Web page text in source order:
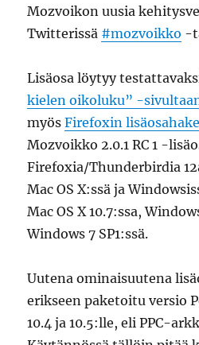
Mozvoikon uusia
Twitterissä #mozvoikko -
Lisäosa löytyy
kielen oikoluku” -
myösFirefoxin
Mozvoikko 2.0.1 RC 1 -
Firefoxia/Thunderbirdia
Mac OS X:ssä ja
Mac OS X 10.7:ssa,
Windows 7 SP1:ssä.
Uutena ominaisuutena
erikseen paketoitu versio
10.4 ja 10.5:lle, eli PPC-